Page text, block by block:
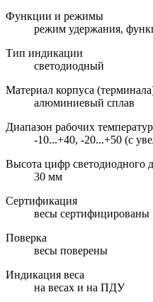
Функции и режимы
режим удержания,
Тип индикации
светодиодный
Материал корпуса
алюминиевый сплав
Диапазон рабочих температур
-10...+40, -20...+50 (с
Высота цифр светодиодного
30 мм
Сертификация
весы сертифицированы
Поверка
весы поверены
Индикация веса
на весах и на ПДУ